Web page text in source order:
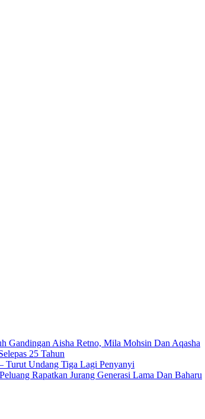
Gandingan Aisha Retno, Mila Mohsin Dan Aqasha
25 Tahun
Turut Undang Tiga Lagi Penyanyi
Rapatkan Jurang Generasi Lama Dan Baharu